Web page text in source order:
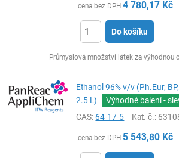
cena bez DPH 4 780,17 Kč
Do košíku
Průmyslová množství látek za výhodnou
Ethanol 96% v/v (Ph.Eur,
2.5 L)
Výhodné balení -
CAS:64-17-5 Kat. č.:
cena bez DPH 5 543,80 Kč